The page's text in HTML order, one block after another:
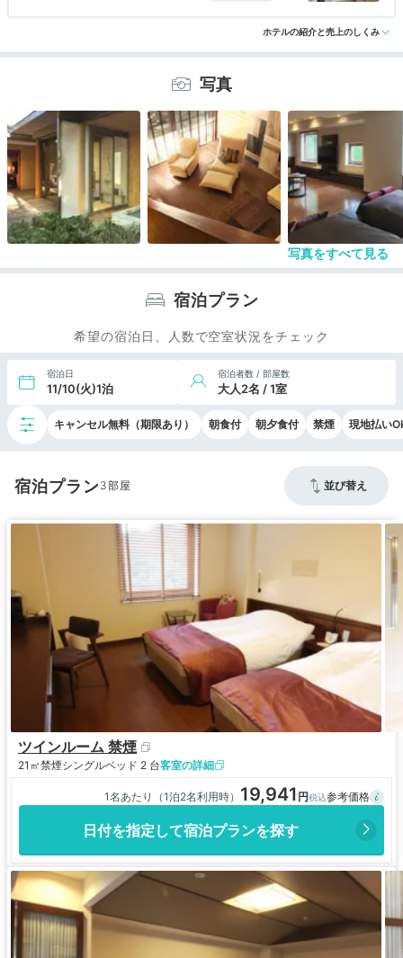
が、場所が離れていたことと、室料11,000円とちょ
っと高額なのが残念でしたが、お料理は種類も多く
子供たちは大喜びで良かったです。
アクセス 3.5 コスパ 3.0 客室 4.0 接客対応 3.0 風呂 4.0
ホテルの紹介と売上のしくみ
写真
写真をすべて見る
宿泊プラン
希望の宿泊日、人数で空室状況をチェック
宿泊日
11/10(火)1泊
宿泊者数 / 部屋数
大人2名 / 1室
キャンセル無料（期限あり） 朝食付 朝夕食付 禁煙 現地払い
宿泊プラン3 並び替え
ツインルーム 禁煙
21㎡禁煙シングルベッド 2 台客室の詳細
1名あたり（1泊2名利用時） 19,941
日付を指定して宿泊プランを探す